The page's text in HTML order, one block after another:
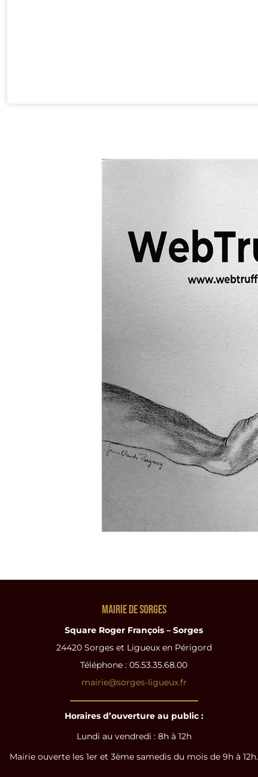
Mairie de Sorges
Square Roger François – Sorges
24420 Sorges et Ligueux en Périgord
Téléphone : 05.53.35.68.00
mairie@sorges-ligueux.fr
Horaires d’ouverture au public :
Lundi au vendredi : 8h à 12h
Mairie ouverte les 1er et 3ème samedis du mois de 9h à 12h.